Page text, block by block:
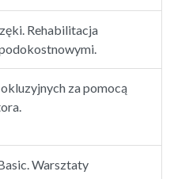
Rehabilitacja
za pomocą
Warsztaty